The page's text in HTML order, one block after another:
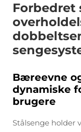
Forbedret
Bæreevne
dynamiske
brugere
Stålsenge holder